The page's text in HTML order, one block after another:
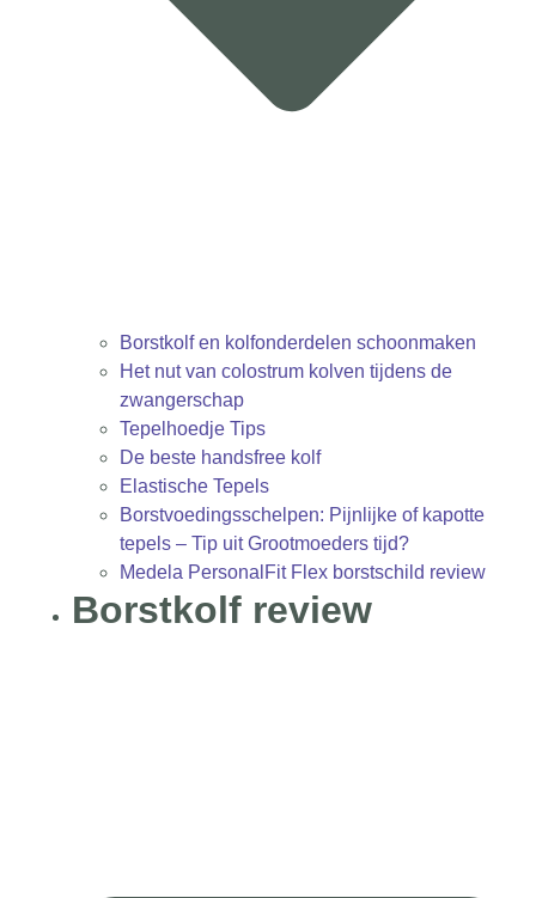
Borstkolf en kolfonderdelen schoonmaken
Het nut van colostrum kolven tijdens de
zwangerschap
Tepelhoedje Tips
De beste handsfree kolf
Elastische Tepels
Borstvoedingsschelpen: Pijnlijke of kapotte
tepels – Tip uit Grootmoeders tijd?
Medela PersonalFit Flex borstschild review
Borstkolf review